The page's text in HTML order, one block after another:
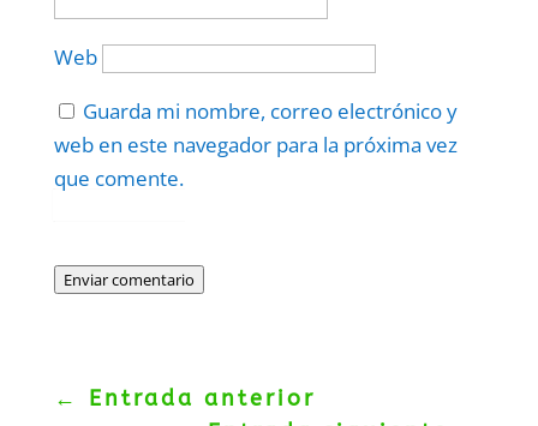
Web
Guarda mi nombre, correo electrónico y
web en este navegador para la próxima vez
que comente.
Enviar comentario
← Entrada anterior